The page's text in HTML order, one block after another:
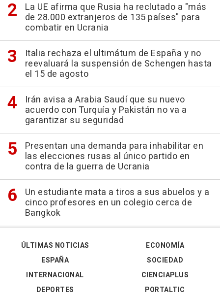
La UE afirma que Rusia ha reclutado a "más
de 28.000 extranjeros de 135 países" para
combatir en Ucrania
Italia rechaza el ultimátum de España y no
reevaluará la suspensión de Schengen hasta
el 15 de agosto
Irán avisa a Arabia Saudí que su nuevo
acuerdo con Turquía y Pakistán no va a
garantizar su seguridad
Presentan una demanda para inhabilitar en
las elecciones rusas al único partido en
contra de la guerra de Ucrania
Un estudiante mata a tiros a sus abuelos y a
cinco profesores en un colegio cerca de
Bangkok
ÚLTIMAS NOTICIAS
ESPAÑA
INTERNACIONAL
DEPORTES
ECONOMÍA
SOCIEDAD
CIENCIAPLUS
PORTALTIC